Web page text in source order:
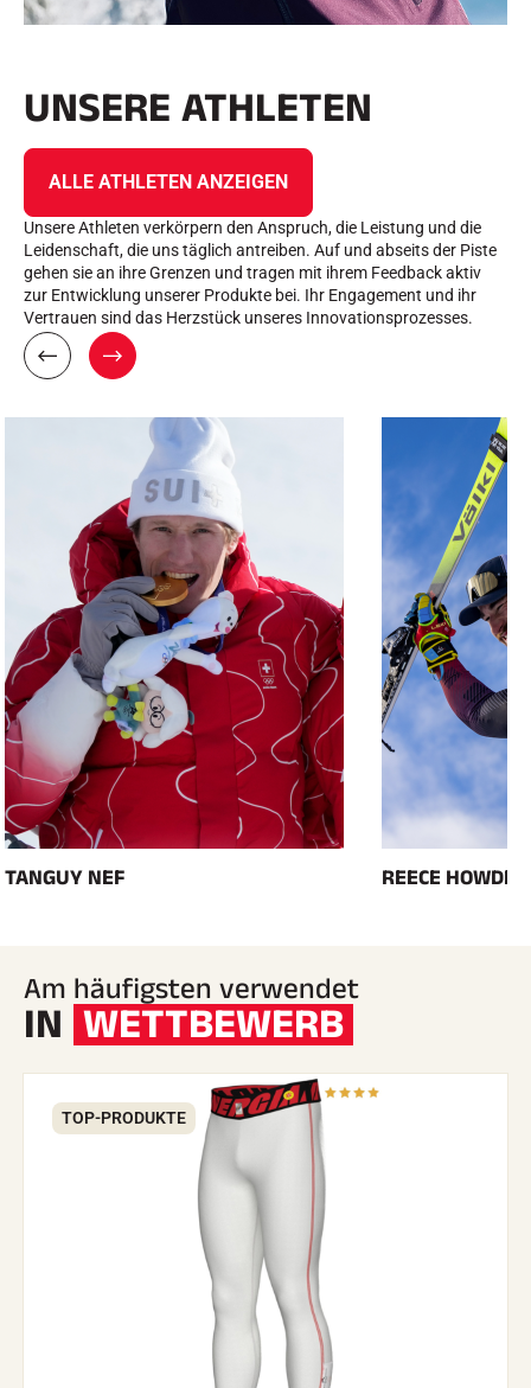
UNSERE ATHLETEN
ALLE ATHLETEN ANZEIGEN
Unsere Athleten verkörpern den Anspruch, die Leistung und die
Leidenschaft, die uns täglich antreiben. Auf und abseits der Piste
gehen sie an ihre Grenzen und tragen mit ihrem Feedback aktiv
zur Entwicklung unserer Produkte bei. Ihr Engagement und ihr
Vertrauen sind das Herzstück unseres Innovationsprozesses.
V
O
H
W
E
T
U
TANGUY NEF REECE HOWDEN
Am häufigsten verwendet
IN WETTBEWERB
TOP-PRODUKTE